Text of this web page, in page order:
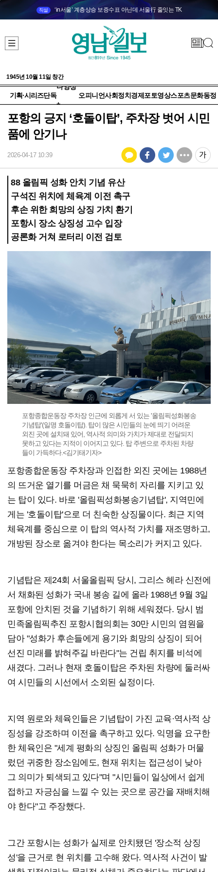
직설 ‘in서울’ 계층상승 보증수표 아닌데 서울行 줄잇는 TK
1945년 10월 11일 창간
기획·시리즈단독
다양성
+
오피니언사회정치 경제 포토영상스포츠문화동정
포항의 긍지 ‘호돌이탑’, 주차장 벗어 시민
품에 안기나
2026-04-17 10:39
88 올림픽 성화 안치 기념 유산
구석진 위치에 체육계 이전 촉구
후손 위한 희망의 상징 가치 환기
포항시 장소 상징성 고수 입장
공론화 거쳐 로터리 이전 검토
포항종합운동장 주차장 인근에 외롭게 서 있는 '올림픽성화봉송
기념탑'(일명 호돌이탑). 탑이 많은 시민들의 눈에 띄기 어려운
외진 곳에 설치돼 있어, 역사적 의미와 가치가 제대로 전달되지
못하고 있다는 지적이 이어지고 있다. 탑 주변으로 주차된 차량
들이 가득하다.<김기태기자>
포항종합운동장 주차장과 인접한 외진 곳에는 1988년
의 뜨거운 열기를 머금은 채 묵묵히 자리를 지키고 있
는 탑이 있다. 바로 '올림픽성화봉송기념탑', 지역민에
게는 '호돌이탑'으로 더 친숙한 상징물이다. 최근 지역
체육계를 중심으로 이 탑의 역사적 가치를 재조명하고,
개방된 장소로 옮겨야 한다는 목소리가 커지고 있다.
기념탑은 제24회 서울올림픽 당시, 그리스 헤라 신전에
서 채화된 성화가 국내 봉송 길에 올라 1988년 9월 3일
포항에 안치된 것을 기념하기 위해 세워졌다. 당시 범
민족올림픽추진 포항시협의회는 30만 시민의 염원을
담아 "성화가 후손들에게 용기와 희망의 상징이 되어
선진 미래를 밝혀주길 바란다"는 건립 취지를 비석에
새겼다. 그러나 현재 호돌이탑은 주차된 차량에 둘러싸
여 시민들의 시선에서 소외된 실정이다.
지역 원로와 체육인들은 기념탑이 가진 교육·역사적 상
징성을 강조하며 이전을 촉구하고 있다. 익명을 요구한
한 체육인은 "세계 평화의 상징인 올림픽 성화가 머물
렀던 귀중한 장소임에도, 현재 위치는 접근성이 낮아
그 의미가 퇴색되고 있다"며 "시민들이 일상에서 쉽게
접하고 자긍심을 느낄 수 있는 곳으로 공간을 재배치해
야 한다"고 주장했다.
그간 포항시는 성화가 실제로 안치됐던 '장소적 상징
성'을 근거로 현 위치를 고수해 왔다. 역사적 사건이 발